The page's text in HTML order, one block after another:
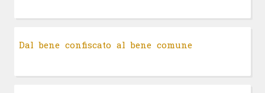
Dal bene confiscato al bene comune